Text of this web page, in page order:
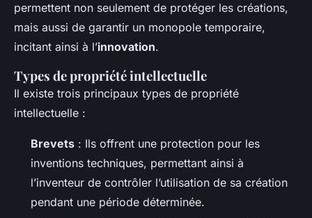
permettent non seulement de protéger les créations,
mais aussi de garantir un monopole temporaire,
incitant ainsi à l’innovation.
Types de propriété intellectuelle
Il existe trois principaux types de propriété
intellectuelle :
Brevets : Ils offrent une protection pour les
inventions techniques, permettant ainsi à
l’inventeur de contrôler l’utilisation de sa création
pendant une période déterminée.